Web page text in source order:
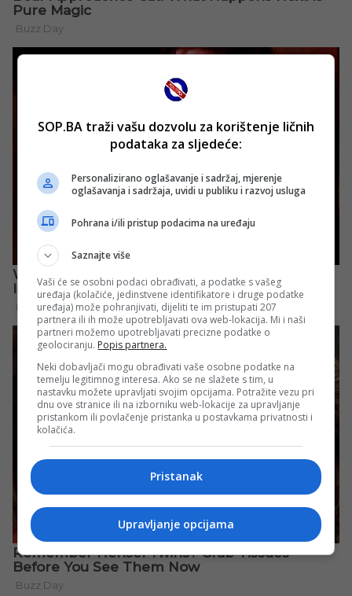
SOP.BA traži vašu dozvolu za korištenje ličnih
podataka za sljedeće:
Personalizirano oglašavanje i sadržaj, mjerenje
oglašavanja i sadržaja, uvidi u publiku i razvoj usluga
Pohrana i/ili pristup podacima na uređaju
Saznajte više
Vaši će se osobni podaci obrađivati, a podatke s vašeg
uređaja (kolačiće, jedinstvene identifikatore i druge podatke
uređaja) može pohranjivati, dijeliti te im pristupati 207
partnera ili ih može upotrebljavati ova web-lokacija. Mi i naši
partneri možemo upotrebljavati precizne podatke o
geolociranju. Popis partnera.
Neki dobavljači mogu obrađivati vaše osobne podatke na
temelju legitimnog interesa. Ako se ne slažete s tim, u
nastavku možete upravljati svojim opcijama. Potražite vezu pri
dnu ove stranice ili na izborniku web-lokacije za upravljanje
pristankom ili povlačenje pristanka u postavkama privatnosti i
kolačića.
Pristanak
Upravljanje opcijama